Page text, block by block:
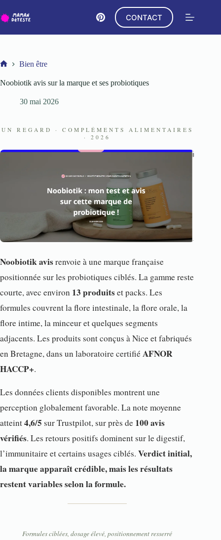
au
contenu
CONTACT
Bien être
Noobiotik avis sur la marque et ses probiotiques
30 mai 2026
UN REGARD · COMPLÉMENTS ALIMENTAIRES
· 2026
Noobiotik avisrenvoie à une marque française
positionnée sur les probiotiques ciblés. La gamme reste
courte, avec environ 13 produitset packs. Les
formules couvrent la flore intestinale, la flore orale, la
flore intime, la minceur et quelques segments
adjacents. Les produits sont conçus à Nice et fabriqués
en Bretagne, dans un laboratoire certifiéAFNOR
HACCP+.
Les données clients disponibles montrent une
perception globalement favorable. La note moyenne
atteint4,6/5 sur Trustpilot, sur près de 100 avis
vérifiés. Les retours positifs dominent sur le digestif,
l’immunitaire et certains usages ciblés. Verdict initial,
la marque apparaît crédible, mais les résultats
restent variables selon la formule.
Formules ciblées, dosage élevé, positionnement resserré